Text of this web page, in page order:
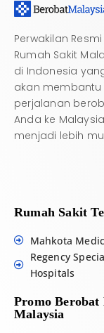
Perwakilan Resmi
Rumah Sakit
di Indonesia
akan membantu
perjalanan
Anda ke Malaysia
menjadi lebih
Rumah Sakit
Mahkota
Regency
Hospitals
Promo Berobat
Malaysia